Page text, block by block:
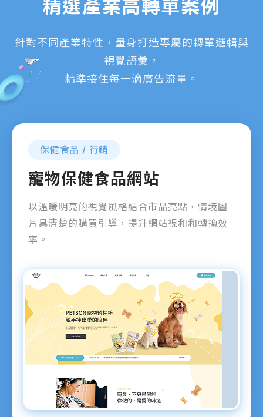
精選產業高轉單案例
針對不同產業特性，量身打造專屬的轉單邏輯與
視覺語彙，
精準接住每一滴廣告流量。
保健食品 / 行銷
寵物保健食品網站
以溫暖明亮的視覺風格結合市品亮點，情境圖
片具清楚的購買引導，提升網站視和和轉換效
率。